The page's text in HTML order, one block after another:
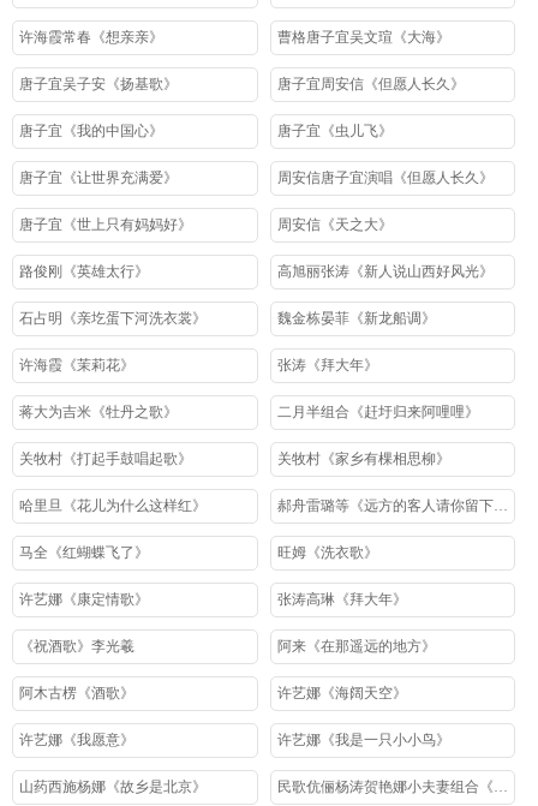
许海霞常春《想亲亲》 曹格唐子宜吴文瑄《大海》
唐子宜吴子安《扬基歌》 唐子宜周安信《但愿人长久》
唐子宜《我的中国心》 唐子宜《虫儿飞》
唐子宜《让世界充满爱》 周安信唐子宜演唱《但愿人长久》
唐子宜《世上只有妈妈好》 周安信《天之大》
路俊刚《英雄太行》 高旭丽张涛《新人说山西好风光》
石占明《亲圪蛋下河洗衣裳》 魏金栋晏菲《新龙船调》
许海霞《茉莉花》 张涛《拜大年》
蒋大为吉米《牡丹之歌》 二月半组合《赶圩归来阿哩哩》
关牧村《打起手鼓唱起歌》 关牧村《家乡有棵相思柳》
哈里旦《花儿为什么这样红》 郝舟雷璐等《远方的客人请你留下来》
马全《红蝴蝶飞了》 旺姆《洗衣歌》
许艺娜《康定情歌》 张涛高琳《拜大年》
《祝酒歌》李光羲 阿来《在那遥远的地方》
阿木古楞《酒歌》 许艺娜《海阔天空》
许艺娜《我愿意》 许艺娜《我是一只小小鸟》
山药西施杨娜《故乡是北京》 民歌伉俪杨涛贺艳娜小夫妻组合《走西口》